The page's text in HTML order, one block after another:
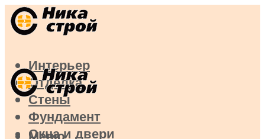
Интерьер
Отделка
Стены
Фундамент
Окна и двери